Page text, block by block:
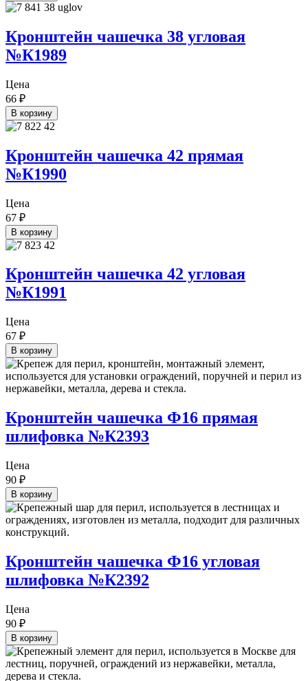
Кронштейн чашечка 38 угловая
№К1989
Цена
66 ₽
В корзину
Кронштейн чашечка 42 прямая
№К1990
Цена
67 ₽
В корзину
Кронштейн чашечка 42 угловая
№К1991
Цена
67 ₽
В корзину
Кронштейн чашечка Ф16 прямая
шлифовка №К2393
Цена
90 ₽
В корзину
Кронштейн чашечка Ф16 угловая
шлифовка №К2392
Цена
90 ₽
В корзину